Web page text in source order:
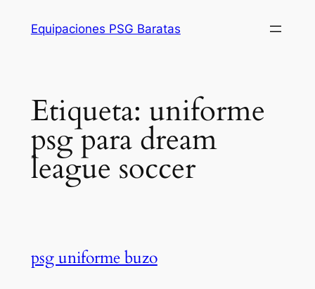
Equipaciones PSG Baratas
Etiqueta: uniforme
psg para dream
league soccer
psg uniforme buzo